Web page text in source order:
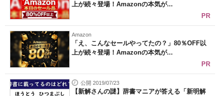
上が続々登場！Amazonの本気が...
PR
Amazon
「え、こんなセールやってたの？」80％OFF以
上が続々登場！Amazonの本気が...
PR
公開 2019/07/23
【新解さんの謎】辞書マニアが答える「新明解